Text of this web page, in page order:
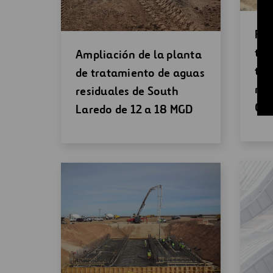
Abrir
una
nueva
ventana
Ampliación de la planta
de tratamiento de aguas
residuales de South
Laredo de 12 a 18 MGD
Abrir
una